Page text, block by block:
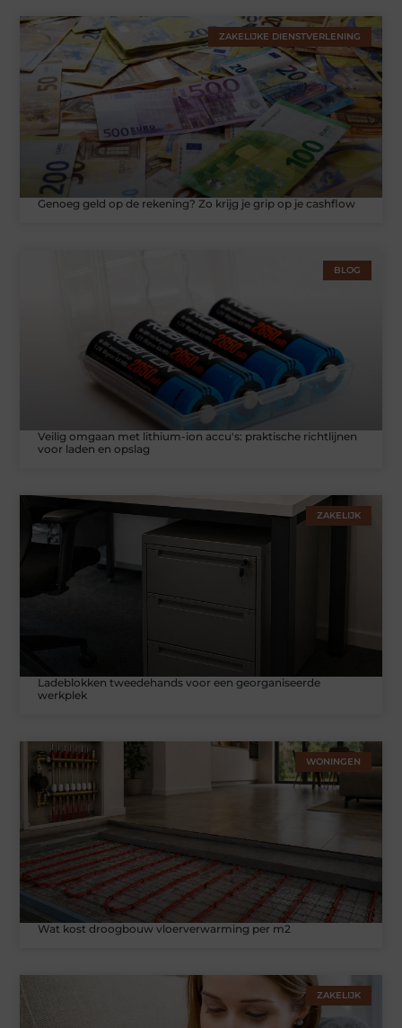
ZAKELIJKE DIENSTVERLENING
Genoeg geld op de rekening? Zo krijg je grip op je cashflow
BLOG
Veilig omgaan met lithium-ion accu's: praktische richtlijnen
voor laden en opslag
ZAKELIJK
Ladeblokken tweedehands voor een georganiseerde
werkplek
WONINGEN
Wat kost droogbouw vloerverwarming per m2
ZAKELIJK